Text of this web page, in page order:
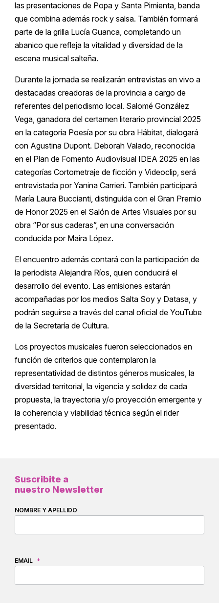
las presentaciones de Popa y Santa Pimienta, banda
que combina además rock y salsa. También formará
parte de la grilla Lucía Guanca, completando un
abanico que refleja la vitalidad y diversidad de la
escena musical salteña.
Durante la jornada se realizarán entrevistas en vivo a
destacadas creadoras de la provincia a cargo de
referentes del periodismo local. Salomé González
Vega, ganadora del certamen literario provincial 2025
en la categoría Poesía por su obra Hábitat, dialogará
con Agustina Dupont. Deborah Valado, reconocida
en el Plan de Fomento Audiovisual IDEA 2025 en las
categorías Cortometraje de ficción y Videoclip, será
entrevistada por Yanina Carrieri. También participará
María Laura Buccianti, distinguida con el Gran Premio
de Honor 2025 en el Salón de Artes Visuales por su
obra “Por sus caderas”, en una conversación
conducida por Maira López.
El encuentro además contará con la participación de
la periodista Alejandra Ríos, quien conducirá el
desarrollo del evento. Las emisiones estarán
acompañadas por los medios Salta Soy y Datasa, y
podrán seguirse a través del canal oficial de YouTube
de la Secretaría de Cultura.
Los proyectos musicales fueron seleccionados en
función de criterios que contemplaron la
representatividad de distintos géneros musicales, la
diversidad territorial, la vigencia y solidez de cada
propuesta, la trayectoria y/o proyección emergente y
la coherencia y viabilidad técnica según el rider
presentado.
Suscribite a
nuestro Newsletter
NOMBRE Y APELLIDO
EMAIL *